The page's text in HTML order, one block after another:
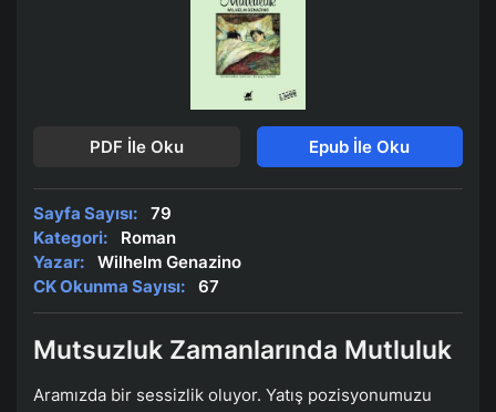
PDF İle Oku Epub İle Oku
Sayfa Sayısı:
79
Kategori:
Roman
Yazar:
Wilhelm Genazino
CK Okunma Sayısı:
67
Mutsuzluk Zamanlarında Mutluluk
Aramızda bir sessizlik oluyor. Yatış pozisyonumuzu